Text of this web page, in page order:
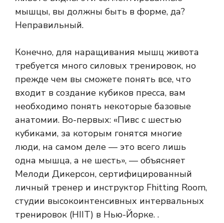
мышцы, вы должны быть в форме, да?
Неправильный.
Конечно, для наращивания мышц живота
требуется много силовых тренировок, но
прежде чем вы сможете понять все, что
входит в создание кубиков пресса, вам
необходимо понять некоторые базовые
анатомии. Во-первых: «Пивс с шестью
кубиками, за которым гонятся многие
люди, на самом деле — это всего лишь
одна мышца, а не шесть», — объясняет
Мелоди Дикерсон, сертифицированный
личный тренер и инструктор Fhitting Room,
студии высокоинтенсивных интервальных
тренировок (HIIT) в Нью-Йорке. .